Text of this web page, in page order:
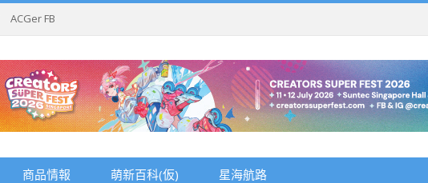
ACGer FB
商品情報 萌新百科(仮) 星海航路